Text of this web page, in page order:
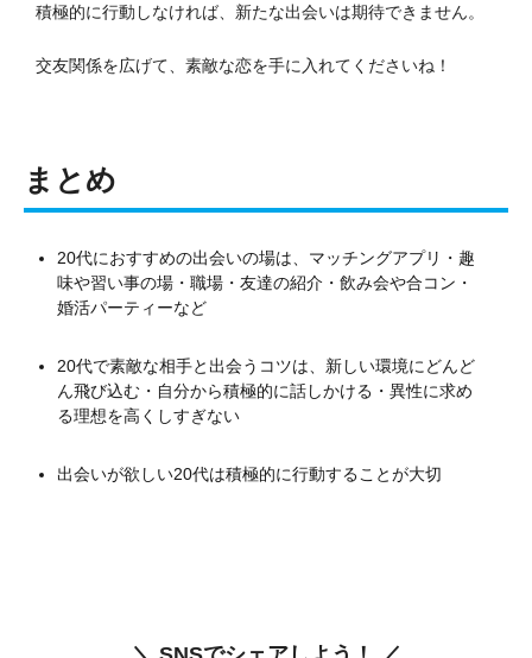
積極的に行動しなければ、新たな出会いは期待できません。
交友関係を広げて、素敵な恋を手に入れてくださいね！
まとめ
20代におすすめの出会いの場は、マッチングアプリ・趣
味や習い事の場・職場・友達の紹介・飲み会や合コン・
婚活パーティーなど
20代で素敵な相手と出会うコツは、新しい環境にどんど
ん飛び込む・自分から積極的に話しかける・異性に求め
る理想を高くしすぎない
出会いが欲しい20代は積極的に行動することが大切